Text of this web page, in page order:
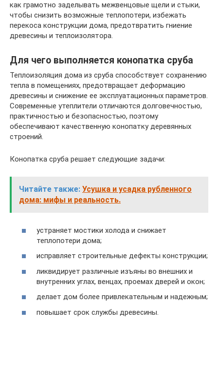
как грамотно заделывать межвенцовые щели и стыки,
чтобы снизить возможные теплопотери, избежать
перекоса конструкции дома, предотвратить гниение
древесины и теплоизолятора.
Для чего выполняется конопатка сруба
Теплоизоляция дома из сруба способствует сохранению
тепла в помещениях, предотвращает деформацию
древесины и снижение ее эксплуатационных параметров.
Современные утеплители отличаются долговечностью,
практичностью и безопасностью, поэтому
обеспечивают качественную конопатку деревянных
строений.
Конопатка сруба решает следующие задачи:
Читайте также: Усушка и усадка рубленного
дома: мифы и реальность.
устраняет мостики холода и снижает
теплопотери дома;
исправляет строительные дефекты конструкции;
ликвидирует различные изъяны во внешних и
внутренних углах, венцах, проемах дверей и окон;
делает дом более привлекательным и надежным;
повышает срок службы древесины.